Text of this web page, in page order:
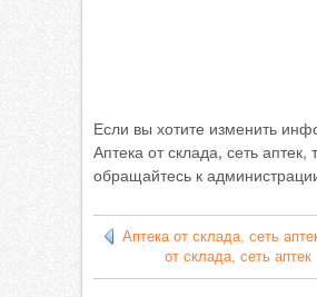
Если вы хотите изменить
Аптека от склада, сеть аптек,
обращайтесь к
Аптека от склада, сеть
от склада, сеть аптек